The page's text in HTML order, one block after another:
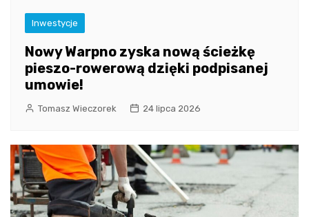
Inwestycje
Nowy Warpno zyska nową ścieżkę
pieszo-rowerową dzięki podpisanej
umowie!
Tomasz Wieczorek 24 lipca 2026